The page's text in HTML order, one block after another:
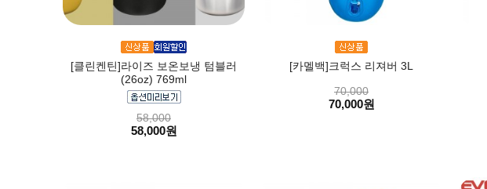
[클린켄틴]라이즈 보온보냉 텀블러
(26oz) 769ml
58,000
58,000원
[카멜백]크럭스 리져버 3L
70,000
70,000원